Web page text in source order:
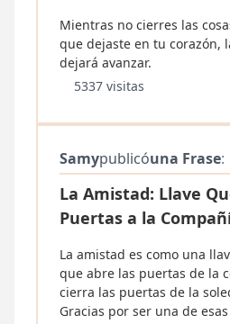
Mientras no cierres las
que dejaste en tu corazón,
dejará avanzar.
5337 visitas
Samypublicóuna Frase:
La Amistad: Llave
Puertas a la
La amistad es como una
que abre las puertas de la
cierra las puertas de la
Gracias por ser una de esas